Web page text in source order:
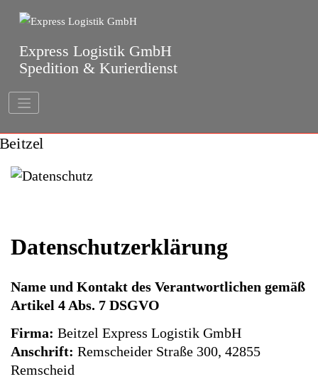
Springe
zum
InhaltExpress Logistik GmbH
Spedition & Kurierdienst
Datenschutzerklärung
Name und Kontakt des Verantwortlichen gemäß
Artikel 4 Abs. 7 DSGVO
Firma: Beitzel Express Logistik GmbH
Anschrift: Remscheider Straße 300, 42855
Remscheid